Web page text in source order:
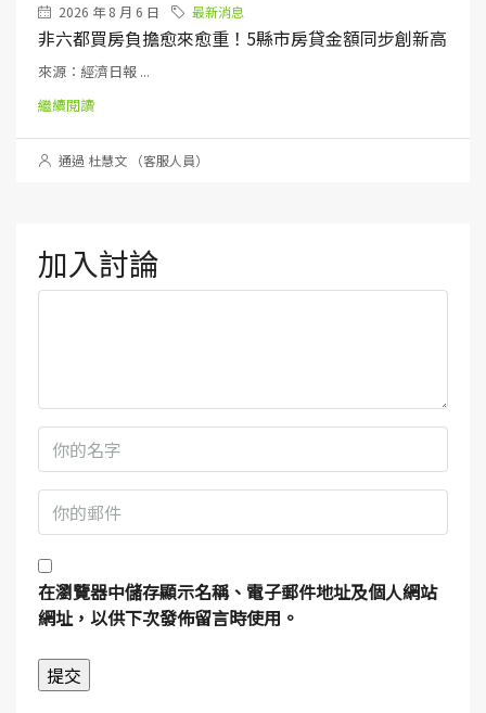
2026 年 8 月 6 日 最新消息
非六都買房負擔愈來愈重！5縣市房貸金額同步創新高
來源：經濟日報 ...
繼續閱讀
通過 杜慧文 （客服人員）
加入討論
在瀏覽器中儲存顯示名稱、電子郵件地址及個人網站
網址，以供下次發佈留言時使用。